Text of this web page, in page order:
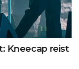
Kneecap reist